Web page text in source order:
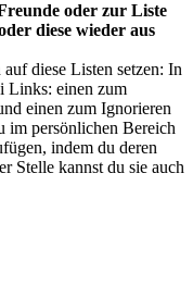
oder zur Liste
diese wieder aus
diese Listen setzen: In
Links: einen zum
einen zum Ignorieren
im persönlichen Bereich
indem du deren
Stelle kannst du sie auch